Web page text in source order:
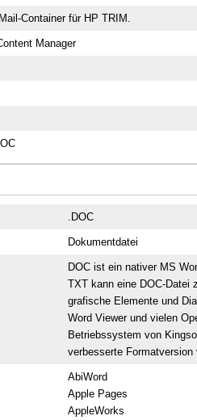
Container für HP TRIM.
Manager
.DOC
Dokumentdatei
DOC ist ein nativer MS
TXT kann eine DOC-Datei
grafische Elemente und
Word Viewer und vielen
Betriebssystem von
verbesserte Formatversion
AbiWord
Apple Pages
AppleWorks